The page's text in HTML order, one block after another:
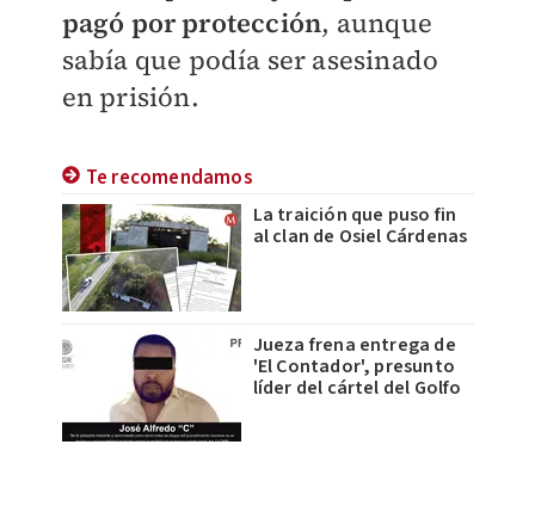
pagó por protección, aunque
sabía que podía ser asesinado
en prisión.
Te recomendamos
La traición que puso fin
al clan de Osiel Cárdenas
Jueza frena entrega de
'El Contador', presunto
líder del cártel del Golfo